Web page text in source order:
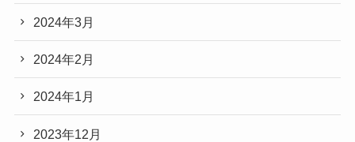
2024年3月
2024年2月
2024年1月
2023年12月